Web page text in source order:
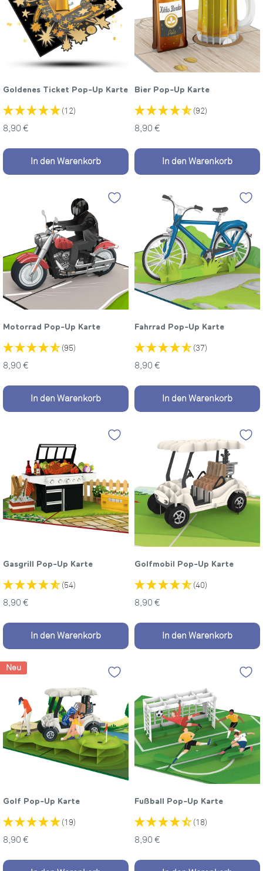
Goldenes Ticket Pop-Up Karte
(12)
Sonderpreis
8,90 €
In den Warenkorb
Bier Pop-Up Karte
(92)
Sonderpreis
8,90 €
In den Warenkorb
Motorrad Pop-Up Karte
(95)
Sonderpreis
8,90 €
In den Warenkorb
Fahrrad Pop-Up Karte
(37)
Sonderpreis
8,90 €
In den Warenkorb
Gasgrill Pop-Up Karte
(54)
Sonderpreis
8,90 €
In den Warenkorb
Golfmobil Pop-Up Karte
(40)
Sonderpreis
8,90 €
In den Warenkorb
Neu
Golf Pop-Up Karte
(19)
Sonderpreis
8,90 €
Fußball Pop-Up Karte
(18)
Sonderpreis
8,90 €